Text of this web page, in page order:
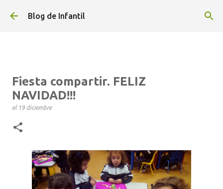
Ir al contenido principal
Blog de Infantil
Fiesta compartir. FELIZ
NAVIDAD!!!
el 19 diciembre